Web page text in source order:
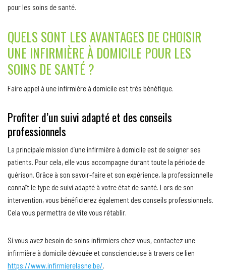
pour les soins de santé.
QUELS SONT LES AVANTAGES DE CHOISIR
UNE INFIRMIÈRE À DOMICILE POUR LES
SOINS DE SANTÉ ?
Faire appel à une infirmière à domicile est très bénéfique.
Profiter d’un suivi adapté et des conseils
professionnels
La principale mission d’une infirmière à domicile est de soigner ses
patients. Pour cela, elle vous accompagne durant toute la période de
guérison. Grâce à son savoir-faire et son expérience, la professionnelle
connaît le type de suivi adapté à votre état de santé. Lors de son
intervention, vous bénéficierez également des conseils professionnels.
Cela vous permettra de vite vous rétablir.
Si vous avez besoin de soins infirmiers chez vous, contactez une
infirmière à domicile dévouée et consciencieuse à travers ce lien
https://www.infirmierelasne.be/.